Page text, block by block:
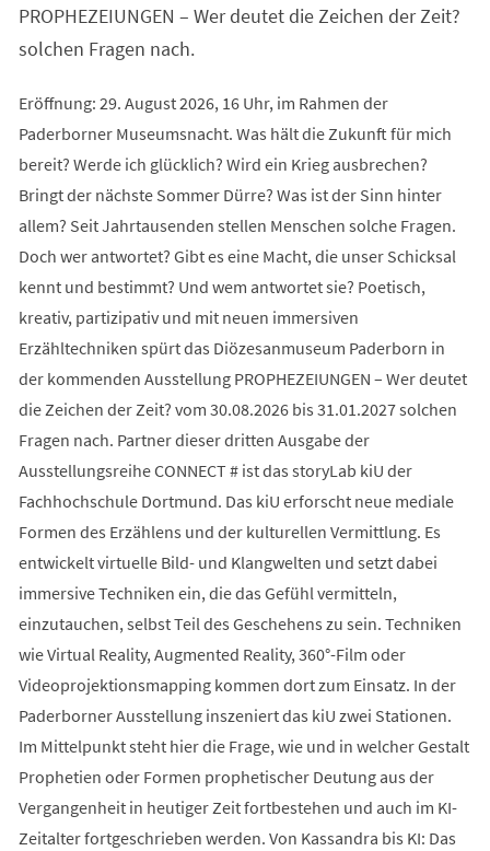
PROPHEZEIUNGEN – Wer deutet die Zeichen der Zeit?
solchen Fragen nach.
Eröffnung: 29. August 2026, 16 Uhr, im Rahmen der
Paderborner Museumsnacht. Was hält die Zukunft für mich
bereit? Werde ich glücklich? Wird ein Krieg ausbrechen?
Bringt der nächste Sommer Dürre? Was ist der Sinn hinter
allem? Seit Jahrtausenden stellen Menschen solche Fragen.
Doch wer antwortet? Gibt es eine Macht, die unser Schicksal
kennt und bestimmt? Und wem antwortet sie? Poetisch,
kreativ, partizipativ und mit neuen immersiven
Erzähltechniken spürt das Diözesanmuseum Paderborn in
der kommenden Ausstellung PROPHEZEIUNGEN – Wer deutet
die Zeichen der Zeit? vom 30.08.2026 bis 31.01.2027 solchen
Fragen nach. Partner dieser dritten Ausgabe der
Ausstellungsreihe CONNECT # ist das storyLab kiU der
Fachhochschule Dortmund. Das kiU erforscht neue mediale
Formen des Erzählens und der kulturellen Vermittlung. Es
entwickelt virtuelle Bild- und Klangwelten und setzt dabei
immersive Techniken ein, die das Gefühl vermitteln,
einzutauchen, selbst Teil des Geschehens zu sein. Techniken
wie Virtual Reality, Augmented Reality, 360°-Film oder
Videoprojektionsmapping kommen dort zum Einsatz. In der
Paderborner Ausstellung inszeniert das kiU zwei Stationen.
Im Mittelpunkt steht hier die Frage, wie und in welcher Gestalt
Prophetien oder Formen prophetischer Deutung aus der
Vergangenheit in heutiger Zeit fortbestehen und auch im KI-
Zeitalter fortgeschrieben werden. Von Kassandra bis KI: Das